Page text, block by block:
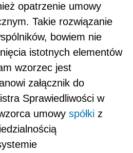
opatrzenie umowy
Takie rozwiązanie
bowiem nie
istotnych elementów
wzorzec jest
załącznik do
Sprawiedliwości w
umowy spółki z